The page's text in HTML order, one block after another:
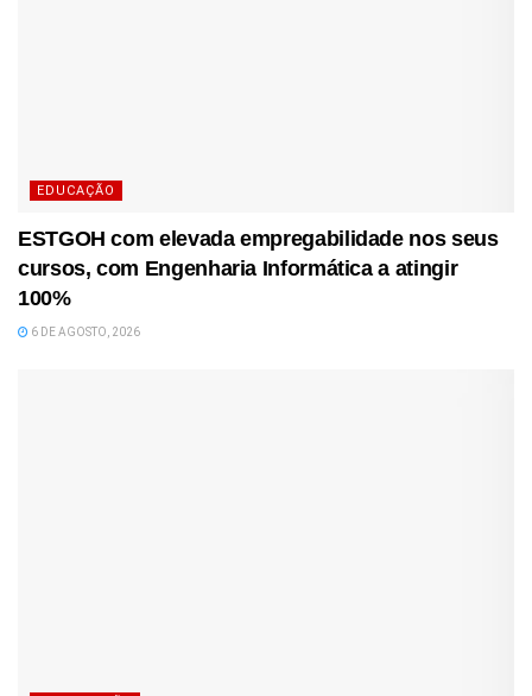
EDUCAÇÃO
ESTGOH com elevada empregabilidade nos seus
cursos, com Engenharia Informática a atingir
100%
6 DE AGOSTO, 2026